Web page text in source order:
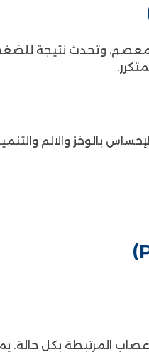
وتحدث نتيجة
بالوخز والالم
المرتبطة بكل حالة.